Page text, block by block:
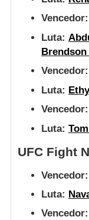
Vencedor:
Luta:
Vencedor:
Luta:
Vencedor:
Luta:
UFC Fight
Vencedor:
Luta:
Vencedor: